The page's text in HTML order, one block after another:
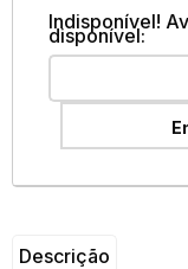
Indisponível!
disponível:
Descrição